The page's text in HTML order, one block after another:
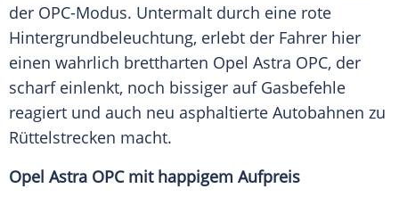
der OPC-Modus. Untermalt durch eine rote
Hintergrundbeleuchtung, erlebt der Fahrer hier
einen wahrlich brettharten Opel Astra OPC, der
scharf einlenkt, noch bissiger auf Gasbefehle
reagiert und auch neu asphaltierte Autobahnen zu
Rüttelstrecken macht.
Opel Astra OPC mit happigem Aufpreis